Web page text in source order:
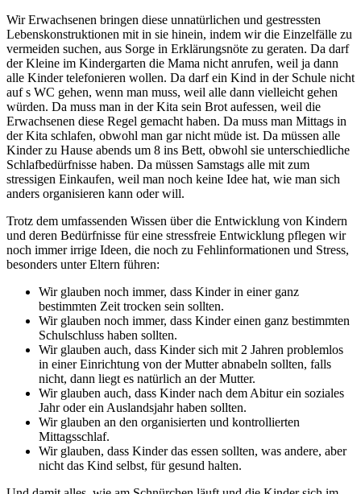
Wir Erwachsenen bringen diese unnatürlichen und gestressten
Lebenskonstruktionen mit in sie hinein, indem wir die Einzelfälle zu
vermeiden suchen, aus Sorge in Erklärungsnöte zu geraten. Da darf
der Kleine im Kindergarten die Mama nicht anrufen, weil ja dann
alle Kinder telefonieren wollen. Da darf ein Kind in der Schule nicht
auf s WC gehen, wenn man muss, weil alle dann vielleicht gehen
würden. Da muss man in der Kita sein Brot aufessen, weil die
Erwachsenen diese Regel gemacht haben. Da muss man Mittags in
der Kita schlafen, obwohl man gar nicht müde ist. Da müssen alle
Kinder zu Hause abends um 8 ins Bett, obwohl sie unterschiedliche
Schlafbedürfnisse haben. Da müssen Samstags alle mit zum
stressigen Einkaufen, weil man noch keine Idee hat, wie man sich
anders organisieren kann oder will.
Trotz dem umfassenden Wissen über die Entwicklung von Kindern
und deren Bedürfnisse für eine stressfreie Entwicklung pflegen wir
noch immer irrige Ideen, die noch zu Fehlinformationen und Stress,
besonders unter Eltern führen:
Wir glauben noch immer, dass Kinder in einer ganz
bestimmten Zeit trocken sein sollten.
Wir glauben noch immer, dass Kinder einen ganz bestimmten
Schulschluss haben sollten.
Wir glauben auch, dass Kinder sich mit 2 Jahren problemlos
in einer Einrichtung von der Mutter abnabeln sollten, falls
nicht, dann liegt es natürlich an der Mutter.
Wir glauben auch, dass Kinder nach dem Abitur ein soziales
Jahr oder ein Auslandsjahr haben sollten.
Wir glauben an den organisierten und kontrollierten
Mittagsschlaf.
Wir glauben, dass Kinder das essen sollten, was andere, aber
nicht das Kind selbst, für gesund halten.